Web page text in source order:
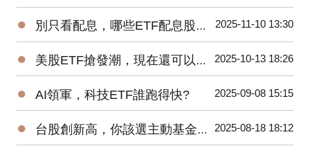
● 別只看配息，哪些ETF配息股價二頭賺? 2025-11-10 13:30
● 美股ETF搶發潮，現在還可以買進嗎? 2025-10-13 18:26
● AI領軍，科技ETF誰跑得快? 2025-09-08 15:15
● 台股創新高，你該選主動基金還是ETF? 2025-08-18 18:12